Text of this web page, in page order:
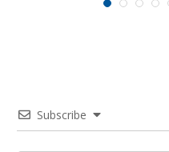
Subscribe